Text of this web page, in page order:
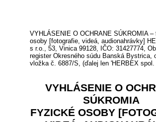
VYHLÁSENIE O OCHRANE SÚKROMIA
osoby [fotografie, videá, audionahrávky]
s r.o., 53, Vinica 99128, IČO: 31427774,
register Okresného súdu Banská Bystrica,
vložka č. 6887/S, (ďalej len 'HERBEX spol.
VYHLÁSENIE O
SÚKROMIA
FYZICKÉ OSOBY